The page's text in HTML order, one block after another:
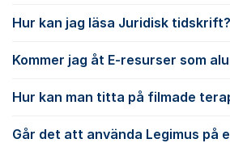
Hur kan jag läsa Juridisk tidskrift?
Kommer jag åt E-resurser som
Hur kan man titta på filmade
Går det att använda Legimus på